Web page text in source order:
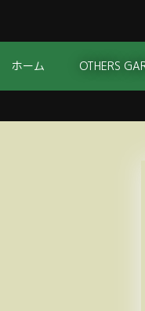
ホーム OTHERS